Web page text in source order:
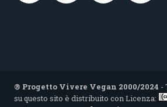
® Progetto Vivere Vegan 2000/2024 -
su questo sito è distribuito con Licenza: